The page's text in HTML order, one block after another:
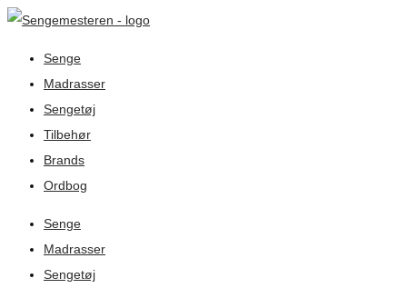
Senge
Madrasser
Sengetøj
Tilbehør
Brands
Ordbog
Senge
Madrasser
Sengetøj